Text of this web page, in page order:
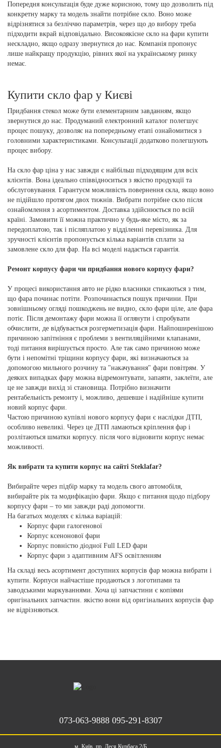
Попередня консультація буде дуже корисною, тому що дозволить під
конкретну марку та модель знайти потрібне скло. Воно може
відрізнятися за безліччю параметрів, через що до вибору треба
підходити вкрай відповідально. Високоякісне скло на фари купити
нескладно, якщо одразу звернутися до нас. Компанія пропонує
лише найкращу продукцію, рівних якої на українському ринку
немає.
Купити скло фар у Києві
Придбання стекол може бути елементарним завданням, якщо
звернутися до нас. Продуманий електронний каталог полегшує
процес пошуку, дозволяє на попередньому етапі ознайомитися з
головними характеристиками. Консультації додатково полегшують
процес вибору.
На скло фар ціна у нас завжди є найбільш підходящим для всіх
клієнтів. Вона ідеально співвідноситься з якістю продукції та
обслуговування. Гарантуєм можливість повернення скла, якщо воно
не підійшло протягом двох тижнів. Вибрати потрібне скло після
ознайомлення з асортиментом. Доставка здійснюється по всій
країні. Замовити її можна практично у будь-яке місто, як за
передоплатою, так і післяплатою у відділенні перевізника. Для
зручності клієнтів пропонується кілька варіантів сплати за
замовлене скло для фар. На всі моделі надається гарантія.
Ремонт корпусу фари чи придбання нового корпусу фари?
У процесі використання авто не рідко власники стикаються з тим,
що фара починає потіти. Розпочинається пошук причини. При
зовнішньому огляді пошкоджень не видно, скло фари ціле, але фара
потіє. Після демонтажу фари можна її оглянути і спробувати
обчислити, де відбувається розгерметизація фари. Найпоширенішою
причиною запітніння є проблеми з вентиляційними клапанами,
тоді питання вирішується просто. Але так само причиною може
бути і непомітні тріщини корпусу фари, які визначаються за
допомогою мильного розчину та "накачування" фари повітрям. У
деяких випадках фару можна відремонтувати, запаяти, заклеїти, але
це не завжди вихід зі становища. Потрібно визначити
рентабельність ремонту і, можливо, дешевше і надійніше купити
новий корпус фари.
Частою причиною купівлі нового корпусу фари є наслідки ДТП,
особливо невеликі. Через це ДТП ламаються кріплення фар і
розлітаються шматки корпусу. після чого відновити корпус немає
можливості.
Як вибрати та купити корпус на сайті Steklafar?
Вибирайте через підбір марку та модель свого автомобіля,
вибирайте рік та модифікацію фари. Якщо є питання щодо підбору
корпусу фари – то ми завжди раді допомогти.
На багатьох моделях є кілька варіацій:
Корпус фари галогенової
Корпус ксенонової фари
Корпус повністю діодної Full LED фари
Корпус фари з адаптивним AFS освітленням
На складі весь асортимент доступних корпусів фар можна вибрати і
купити. Корпуси найчастіше продаються з логотипами та
заводськими маркуваннями. Хоча ці запчастини є копіями
оригінальних запчастин. якістю вони від оригінальних корпусів фар
не відрізняються.
073-063-9888 095-291-8307
м. Київ, пр. Леся Курбаса 2/Б